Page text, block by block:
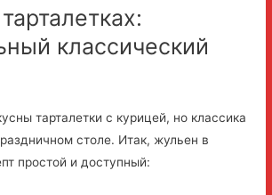
классический
тарталетки с курицей, но классика
столе. Итак, жульен в
простой и доступный: